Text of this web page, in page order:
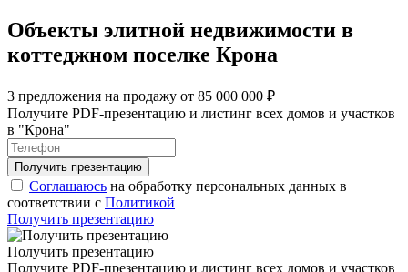
Объекты элитной недвижимости в
коттеджном поселке Крона
3 предложения на продажу от 85 000 000 ₽
Получите PDF-презентацию и листинг всех домов и участков
в "Крона"
Соглашаюсь на обработку персональных данных в
соответствии с Политикой
Получить презентацию
Получить презентацию
Получите PDF-презентацию и листинг всех домов и участков